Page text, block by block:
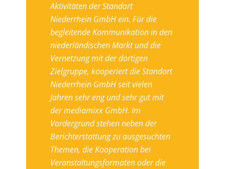
Aktivitäten der Standort
Niederrhein GmbH ein. Für die
begleitende Kommunikation in den
niederländischen Markt und die
Vernetzung mit der dortigen
Zielgruppe, kooperiert die Standort
Niederrhein GmbH seit vielen
Jahren sehr eng und sehr gut mit
der mediamixx GmbH. Im
Vordergrund stehen neben der
Berichterstattung zu ausgesuchten
Themen, die Kooperation bei
Veranstaltungsformaten oder die